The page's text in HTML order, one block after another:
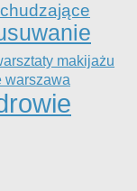
makijażu
warszawa